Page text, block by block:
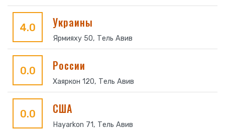
4.0 Украины
Ярмияху 50, Тель Авив
0.0 России
Хаяркон 120, Тель Авив
0.0 США
Hayarkon 71, Тель Авив